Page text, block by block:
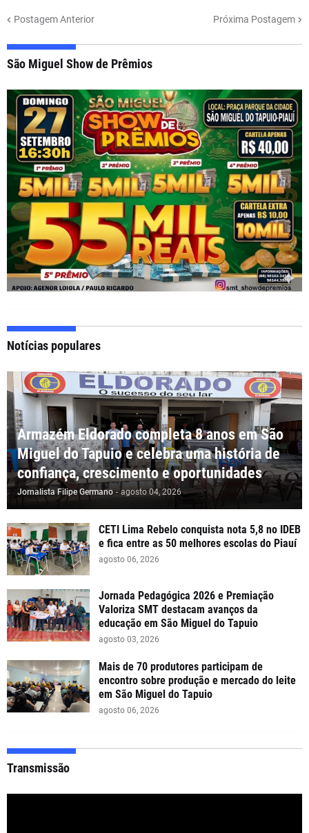
Postagem Anterior Próxima Postagem
São Miguel Show de Prêmios
Notícias populares
Armazém Eldorado completa 8 anos em São
Miguel do Tapuio e celebra uma história de
confiança, crescimento e oportunidades
Jornalista Filipe Germano - agosto 04, 2026
CETI Lima Rebelo conquista nota 5,8 no IDEB
e fica entre as 50 melhores escolas do Piauí
agosto 06, 2026
Jornada Pedagógica 2026 e Premiação
Valoriza SMT destacam avanços da
educação em São Miguel do Tapuio
agosto 03, 2026
Mais de 70 produtores participam de
encontro sobre produção e mercado do leite
em São Miguel do Tapuio
agosto 06, 2026
Transmissão